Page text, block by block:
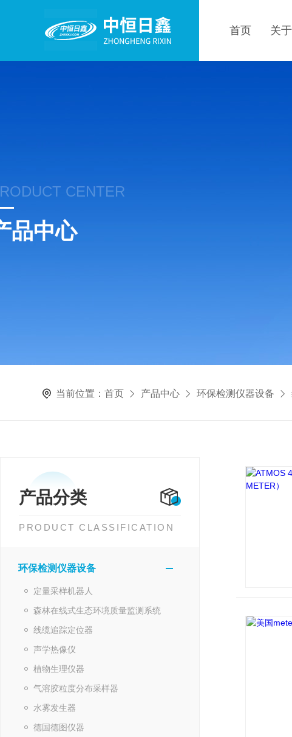
首页 关
CENTER
品中心
当前位置：首页 产品中心 环保检测仪器设备
产品分类
PRODUCT CLASSIFICATION
环保检测仪器设备
定量采样机器人
森林在线式生态环境质量监测系统
线缆追踪定位器
声学热像仪
植物生理仪器
气溶胶粒度分布采样器
水雾发生器
德国德图仪器